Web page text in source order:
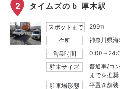
2 タイムズのｂ 厚木駅
スポットまで
299m
住所
神奈川県海
営業時間
0:00～
駐車サイズ
普通車/コ
までを推
駐車場形態
平置き舗装